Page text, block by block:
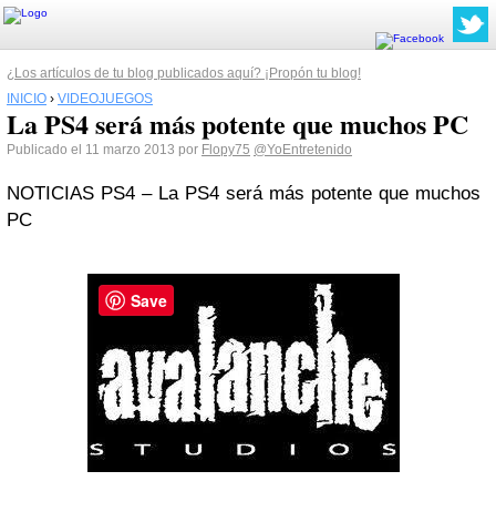
¿Los artículos de tu blog publicados aquí? ¡Propón tu blog!
INICIO › VIDEOJUEGOS
La PS4 será más potente que muchos PC
Publicado el 11 marzo 2013 por Flopy75 @YoEntretenido
NOTICIAS PS4 – La PS4 será más potente que muchos
PC
Save